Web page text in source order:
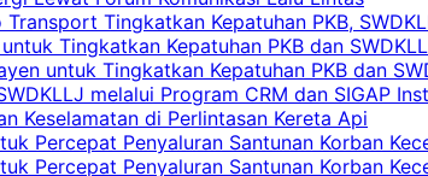
Tingkatkan Kepatuhan PKB,
Tingkatkan Kepatuhan PKB dan
untuk Tingkatkan Kepatuhan PKB dan
melalui Program CRM dan SIGAP
Keselamatan di Perlintasan Kereta Api
Percepat Penyaluran Santunan Korban
Percepat Penyaluran Santunan Korban